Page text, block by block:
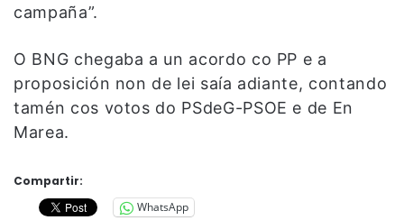
campaña”.
O BNG chegaba a un acordo co PP e a
proposición non de lei saía adiante, contando
tamén cos votos do PSdeG-PSOE e de En
Marea.
Compartir:
WhatsApp